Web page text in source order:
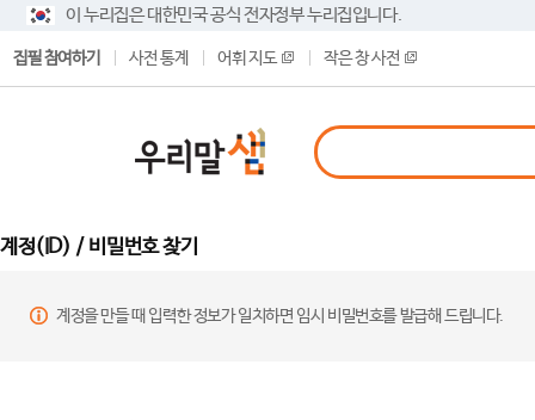
이 누리집은 대한민국 공식 전자정부 누리집입니다.
집필 참여하기 사전 통계 어휘 지도 작은 창 사전
계정(ID) / 비밀번호 찾기
계정을 만들 때 입력한 정보가 일치하면 임시 비밀번호를 발급해 드립니다.